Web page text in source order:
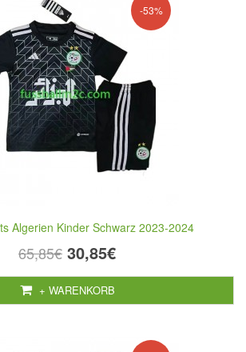
-53%
Algerien Kinder Schwarz 2023-2024
65,85€ 30,85€
+ WARENKORB